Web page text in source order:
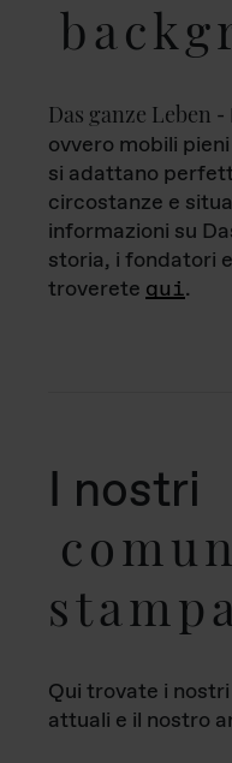
Das ganze Leben -
ovvero mobili
si adattano
circostanze e
informazioni su
storia, i fondatori
troverete qui.
I nostri
Qui trovate i
attuali e il nostro